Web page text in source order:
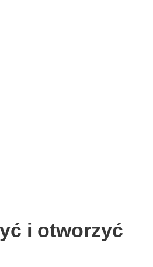
i otworzyć